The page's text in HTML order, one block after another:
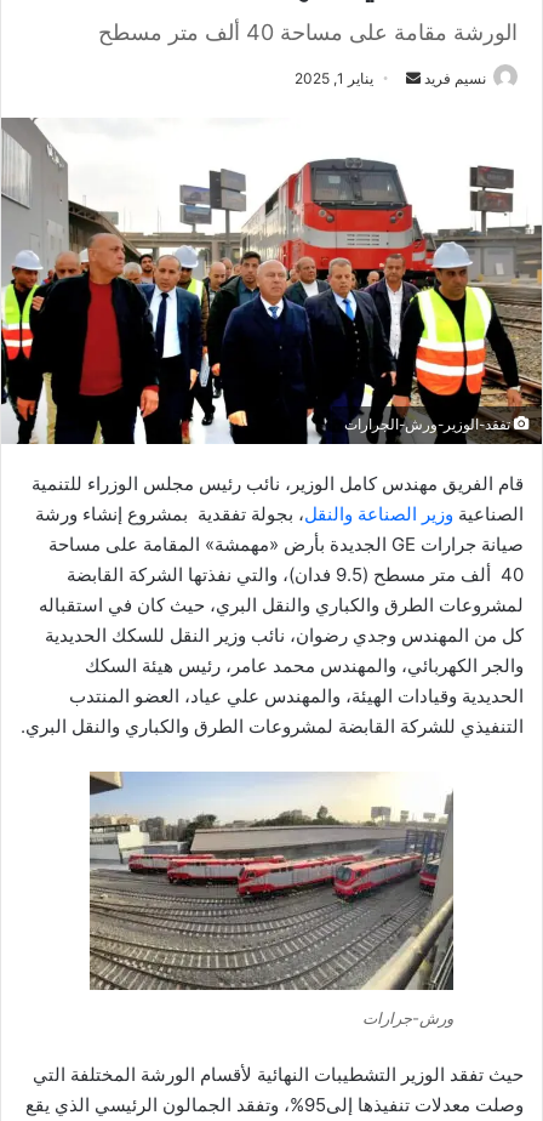
الورشة مقامة على مساحة 40 ألف متر مسطح
نسيم فريد
ل
ب
ر
ي
د
ا
ك
ت
و
ن
ي
ا
يناير 1, 2025
تفقد-الوزير-ورش-الجرارات
قام الفريق مهندس كامل الوزير، نائب رئيس مجلس الوزراء للتنمية
الصناعية وزير الصناعة والنقل، بجولة تفقدية بمشروع إنشاء ورشة
صيانة جرارات GE الجديدة بأرض «مهمشة» المقامة على مساحة
40 ألف متر مسطح (9.5 فدان)، والتي نفذتها الشركة القابضة
لمشروعات الطرق والكباري والنقل البري، حيث كان في استقباله
كل من المهندس وجدي رضوان، نائب وزير النقل للسكك الحديدية
والجر الكهربائي، والمهندس محمد عامر، رئيس هيئة السكك
الحديدية وقيادات الهيئة، والمهندس علي عياد، العضو المنتدب
التنفيذي للشركة القابضة لمشروعات الطرق والكباري والنقل البري.
ورش-جرارات
حيث تفقد الوزير التشطيبات النهائية لأقسام الورشة المختلفة التي
وصلت معدلات تنفيذها إلى95%، وتفقد الجمالون الرئيسي الذي يقع